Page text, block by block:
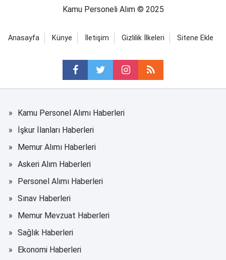
Kamu Personeli Alım © 2025
Anasayfa Künye İletişim Gizlilik İlkeleri Sitene Ekle
Kamu Personel Alımı Haberleri
İşkur İlanları Haberleri
Memur Alımı Haberleri
Askeri Alım Haberleri
Personel Alımı Haberleri
Sınav Haberleri
Memur Mevzuat Haberleri
Sağlık Haberleri
Ekonomi Haberleri